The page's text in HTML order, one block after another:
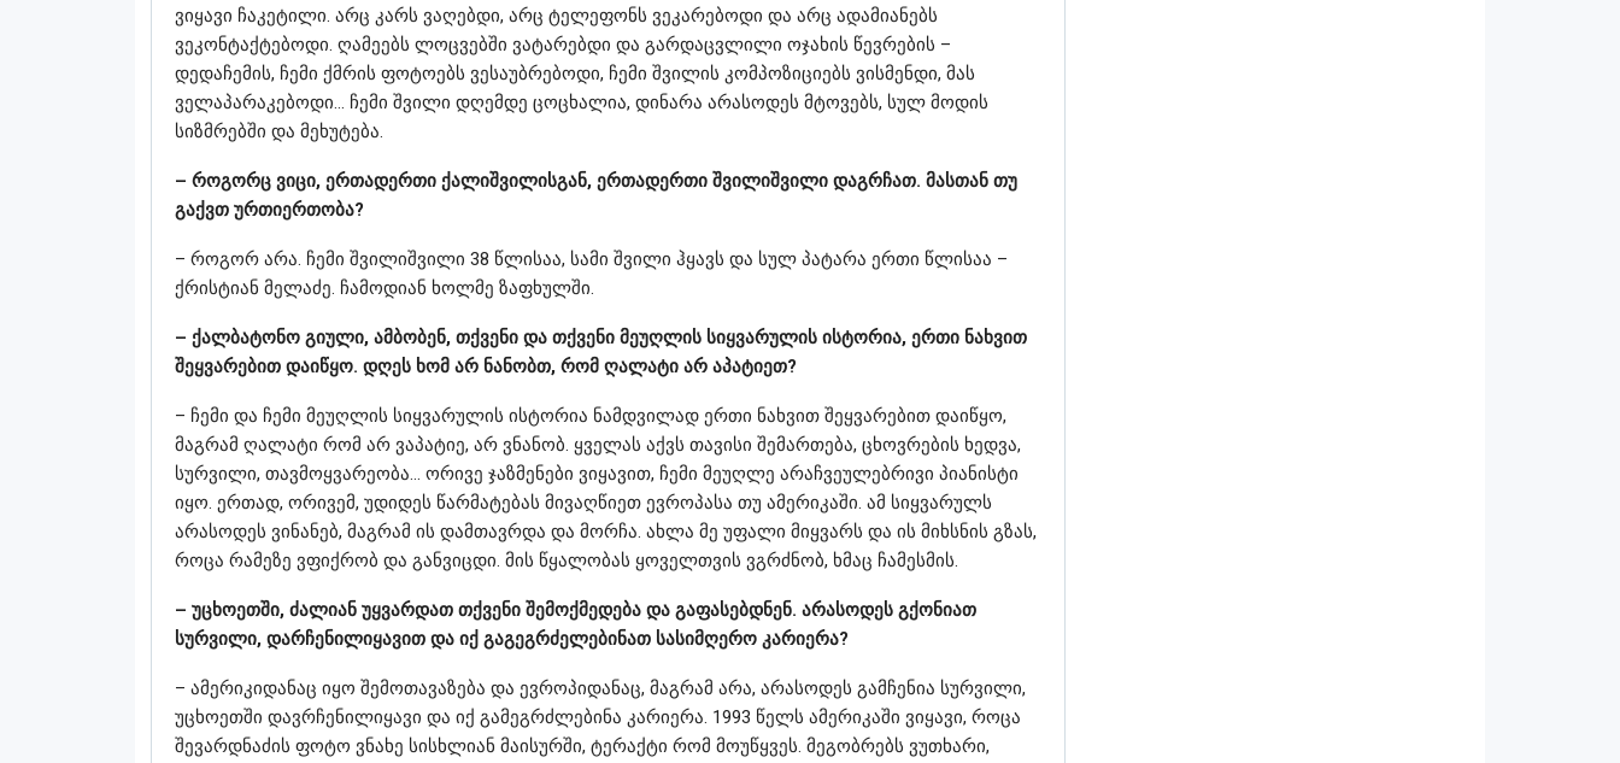
ვიყავი ჩაკეტილი. არც კარს ვაღებდი, არც ტელეფონს ვეკარებოდი და არც ადამიანებს
ვეკონტაქტებოდი. ღამეებს ლოცვებში ვატარებდი და გარდაცვლილი ოჯახის წევრების –
დედაჩემის, ჩემი ქმრის ფოტოებს ვესაუბრებოდი, ჩემი შვილის კომპოზიციებს ვისმენდი, მას
ველაპარაკებოდი… ჩემი შვილი დღემდე ცოცხალია, დინარა არასოდეს მტოვებს, სულ მოდის
სიზმრებში და მეხუტება.
– როგორც ვიცი, ერთადერთი ქალიშვილისგან, ერთადერთი შვილიშვილი დაგრჩათ. მასთან თუ
გაქვთ ურთიერთობა?
– როგორ არა. ჩემი შვილიშვილი 38 წლისაა, სამი შვილი ჰყავს და სულ პატარა ერთი წლისაა –
ქრისტიან მელაძე. ჩამოდიან ხოლმე ზაფხულში.
– ქალბატონო გიული, ამბობენ, თქვენი და თქვენი მეუღლის სიყვარულის ისტორია, ერთი ნახვით
შეყვარებით დაიწყო. დღეს ხომ არ ნანობთ, რომ ღალატი არ აპატიეთ?
– ჩემი და ჩემი მეუღლის სიყვარულის ისტორია ნამდვილად ერთი ნახვით შეყვარებით დაიწყო,
მაგრამ ღალატი რომ არ ვაპატიე, არ ვნანობ. ყველას აქვს თავისი შემართება, ცხოვრების ხედვა,
სურვილი, თავმოყვარეობა… ორივე ჯაზმენები ვიყავით, ჩემი მეუღლე არაჩვეულებრივი პიანისტი
იყო. ერთად, ორივემ, უდიდეს წარმატებას მივაღწიეთ ევროპასა თუ ამერიკაში. ამ სიყვარულს
არასოდეს ვინანებ, მაგრამ ის დამთავრდა და მორჩა. ახლა მე უფალი მიყვარს და ის მიხსნის გზას,
როცა რამეზე ვფიქრობ და განვიცდი. მის წყალობას ყოველთვის ვგრძნობ, ხმაც ჩამესმის.
– უცხოეთში, ძალიან უყვარდათ თქვენი შემოქმედება და გაფასებდნენ. არასოდეს გქონიათ
სურვილი, დარჩენილიყავით და იქ გაგეგრძელებინათ სასიმღერო კარიერა?
– ამერიკიდანაც იყო შემოთავაზება და ევროპიდანაც, მაგრამ არა, არასოდეს გამჩენია სურვილი,
უცხოეთში დავრჩენილიყავი და იქ გამეგრძლებინა კარიერა. 1993 წელს ამერიკაში ვიყავი, როცა
შევარდნაძის ფოტო ვნახე სისხლიან მაისურში, ტერაქტი რომ მოუწყვეს. მეგობრებს ვუთხარი,